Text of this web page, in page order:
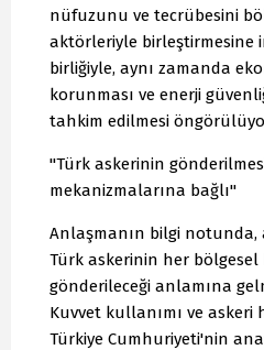
nüfuzunu ve tecrübesini
aktörleriyle birleştirmesine
birliğiyle, aynı zamanda
korunması ve enerji
tahkim edilmesi
"Türk askerinin
mekanizmalarına bağlı"
Anlaşmanın bilgi notunda,
Türk askerinin her
gönderileceği anlamına
Kuvvet kullanımı ve askeri
Türkiye Cumhuriyeti'nin